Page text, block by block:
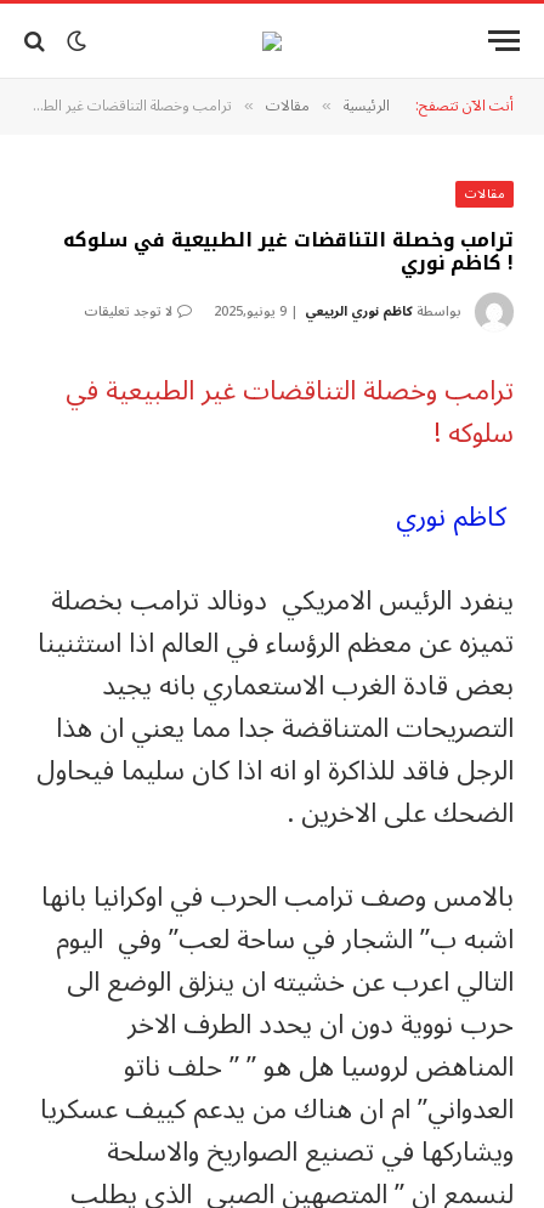
أنت الآن تتصفح: الرئيسية » مقالات » ترامب وخصلة التناقضات غير الطبيعية في سلوكه ! كاظم نوري
مقالات
ترامب وخصلة التناقضات غير الطبيعية في سلوكه
! كاظم نوري
بواسطةكاظم نوري الربيعي 9 يونيو,2025 لا توجد تعليقات
ترامب وخصلة التناقضات غير الطبيعية في
سلوكه !
كاظم نوري
ينفرد الرئيس الامريكي دونالد ترامب بخصلة
تميزه عن معظم الرؤساء في العالم اذا استثنينا
بعض قادة الغرب الاستعماري بانه يجيد
التصريحات المتناقضة جدا مما يعني ان هذا
الرجل فاقد للذاكرة او انه اذا كان سليما فيحاول
الضحك على الاخرين .
بالامس وصف ترامب الحرب في اوكرانيا بانها
اشبه ب” الشجار في ساحة لعب” وفي اليوم
التالي اعرب عن خشيته ان ينزلق الوضع الى
حرب نووية دون ان يحدد الطرف الاخر
المناهض لروسيا هل هو ” ” حلف ناتو
العدواني” ام ان هناك من يدعم كييف عسكريا
ويشاركها في تصنيع الصواريخ والاسلحة
لنسمع ان ” المتصهين الصبي الذي يطلب